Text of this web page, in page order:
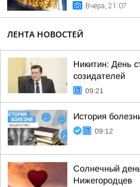
Вчера, 21:07
ЛЕНТА НОВОСТЕЙ
Никитин: День
созидателей
09:21
История
09:12
Солнечный
Нижегородцев